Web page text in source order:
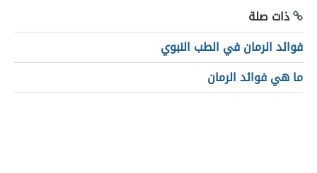
ذات صلة
فوائد الرمان في الطب النبوي
ما هي فوائد الرمان